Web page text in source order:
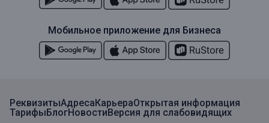
РеквизитыАдресаКарьераОткрытая информация
ТарифыБлогНовостиВерсия для слабовидящих
Мобильное приложение для Бизнеса